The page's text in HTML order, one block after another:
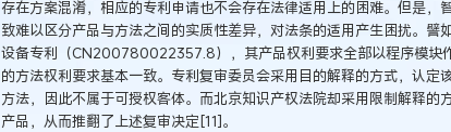
存在方案混淆，相应的专利申请也不会存在法律适用上的困难。但是，
致难以区分产品与方法之间的实质性差异，对法条的适用产生困扰。譬
设备专利（CN200780022357.8），其产品权利要求全部以程序模块
的方法权利要求基本一致。专利复审委员会采用目的解释的方式，认定
方法，因此不属于可授权客体。而北京知识产权法院却采用限制解释的
产品，从而推翻了上述复审决定[11]。